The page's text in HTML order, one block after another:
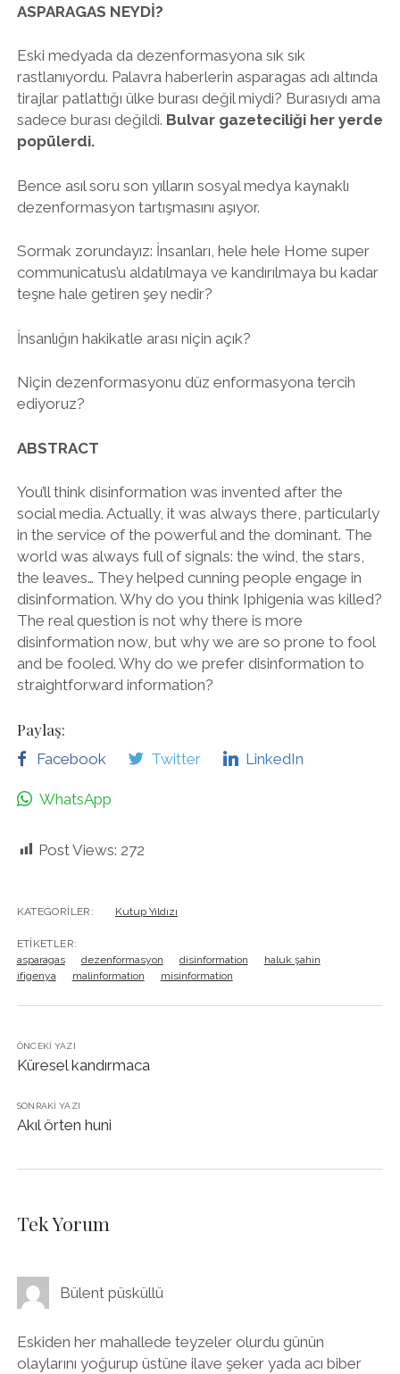
ASPARAGAS NEYDİ?
Eski medyada da dezenformasyona sık sık
rastlanıyordu. Palavra haberlerin asparagas adı altında
tirajlar patlattığı ülke burası değil miydi? Burasıydı ama
sadece burası değildi. Bulvar gazeteciliği her yerde
popülerdi.
Bence asıl soru son yılların sosyal medya kaynaklı
dezenformasyon tartışmasını aşıyor.
Sormak zorundayız: İnsanları, hele hele Home super
communicatus’u aldatılmaya ve kandırılmaya bu kadar
teşne hale getiren şey nedir?
İnsanlığın hakikatle arası niçin açık?
Niçin dezenformasyonu düz enformasyona tercih
ediyoruz?
ABSTRACT
You’ll think disinformation was invented after the
social media. Actually, it was always there, particularly
in the service of the powerful and the dominant. The
world was always full of signals: the wind, the stars,
the leaves… They helped cunning people engage in
disinformation. Why do you think Iphigenia was killed?
The real question is not why there is more
disinformation now, but why we are so prone to fool
and be fooled. Why do we prefer disinformation to
straightforward information?
Paylaş:
Facebook Twitter LinkedIn
WhatsApp
Post Views: 272
KATEGORILER: Kutup Yıldızı
ETIKETLER:
asparagas
dezenformasyon disinformation
haluk şahin
ifigenya
malinformation misinformation
ÖNCEKI YAZI
Küresel kandırmaca
SONRAKI YAZI
Akıl örten huni
Tek Yorum
Bülent püsküllü
Eskiden her mahallede teyzeler olurdu günün
olaylarını yoğurup üstüne ilave şeker yada acı biber